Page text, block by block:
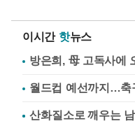
이시간 핫뉴스
방은희, 母 고독사에
월드컵 예선까지…축